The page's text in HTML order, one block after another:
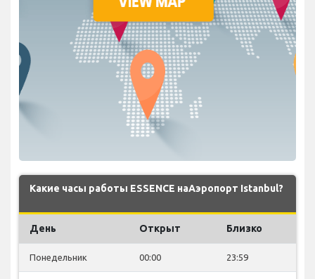
Какие часы работы ESSENCE наАэропорт Istanbul?
День Открыт Близко
Понедельник 00:00 23:59